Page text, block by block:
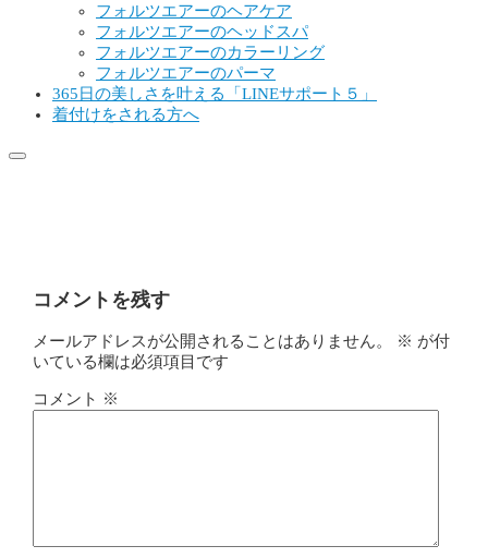
フォルツエアーのヘアケア
フォルツエアーのヘッドスパ
フォルツエアーのカラーリング
フォルツエアーのパーマ
365日の美しさを叶える「LINEサポート５」
着付けをされる方へ
コメントを残す
メールアドレスが公開されることはありません。 ※ が付
いている欄は必須項目です
コメント ※